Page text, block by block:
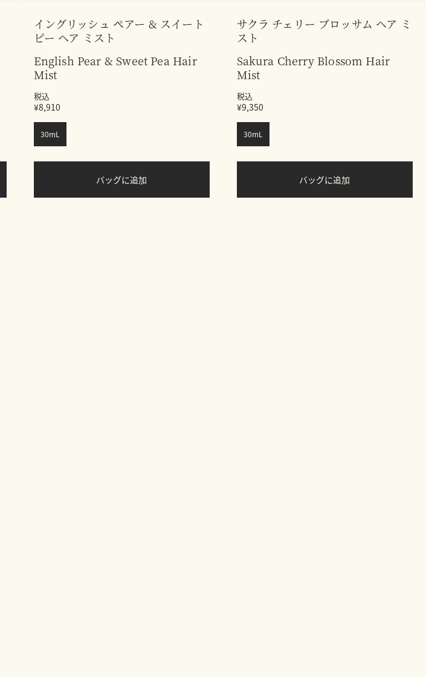
イングリッシュ ペアー & スイート
ピー ヘア ミスト
English Pear & Sweet Pea Hair
Mist
税込
¥8,910
30mL
バッグに追加
サクラ チェリー ブロッサム ヘア ミ
スト
Sakura Cherry Blossom Hair
Mist
税込
¥9,350
30mL
バッグに追加